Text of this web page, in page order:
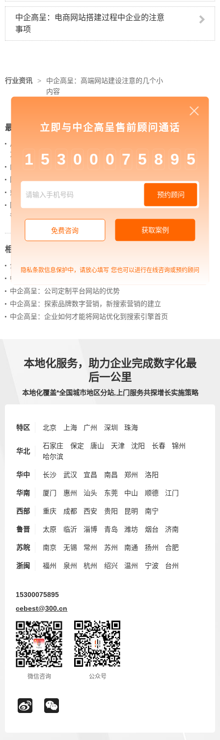
中企高呈：电商网站搭建过程中企业的注意
事项
行业资讯 >
中企高呈：高端网站建设注意的几个小
内容
最新新闻
从 “黑神话：悟空” 的成功，看企业网站如何撬动品牌
力量
内容管理：媒体资讯网站搭建的隐藏大BOSS
网站进化的终极形态，你了解吗？
如何借助设计服务打造超级品牌？
网站上线后，如何做好运营工作，让网站持续具备竞
争力？
相关新闻
企业网站搭建的一般流程
中企高呈：网站制作怎样才能达到最简约的设计风格
中企高呈：公司定制平台网站的优势
中企高呈：探索品牌数字营销，新搜索营销的建立
中企高呈：企业如何才能将网站优化到搜索引擎首页
本地化服务，助力企业完成数字化最
后一公里
本地化覆盖*全国城市地区分站,上门服务共探增长实施策略
特区 北京 上海 广州 深圳 珠海
华北
石家庄 保定 唐山 天津 沈阳 长春
锦州
哈尔滨
华中 长沙 武汉 宜昌 南昌 郑州 洛阳
华南 厦门 惠州 汕头 东莞 中山 顺德 江门
西部 重庆 成都 西安 贵阳 昆明 南宁
鲁晋 太原 临沂 淄博 青岛 潍坊 烟台 济南
苏皖 南京 无锡 常州 苏州 南通 扬州 合肥
浙闽 福州 泉州 杭州 绍兴 温州 宁波 台州
15300075895
cebest@300.cn
微信咨询 公众号
立即与中企高呈售前顾问通话
1 5 3 0 0 0 7 5 8 9 5
预约顾问
免费咨询 获取案例
隐私条款信息保护中，请放心填写 您也可以进行在线咨询或预约顾问